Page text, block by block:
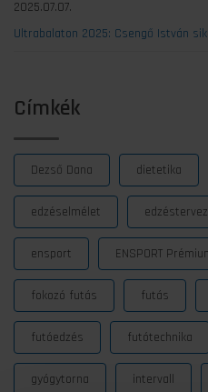
2025.07.07.
Ultrabalaton 2025: Csengő István
Címkék
Dezső Dana dietetika
edzéselmélet
ensport ENSPORT
fokozó futás futás
futóedzés futótechnika
gyógytorna intervall